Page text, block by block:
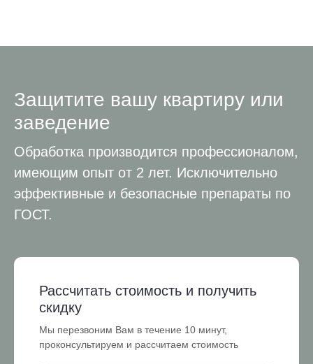
Защитите вашу квартиру или
заведение
Обработка производится профессионалом,
имеющим опыт от 2 лет. Исключительно
эффективные и безопасные препараты по
ГОСТ.
Рассчитать стоимость и получить
скидку
Мы перезвоним Вам в течение 10 минут,
проконсультируем и рассчитаем стоимость